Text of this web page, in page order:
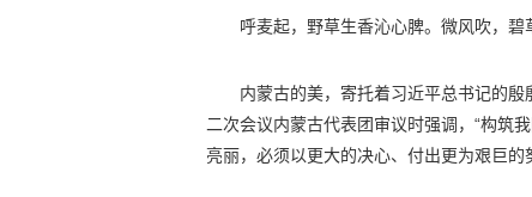
呼麦起，野草生香沁心脾。微风吹，碧
内蒙古的美，寄托着习近平总书记的
二次会议内蒙古代表团审议时强调，“构筑
亮丽，必须以更大的决心、付出更为艰巨的